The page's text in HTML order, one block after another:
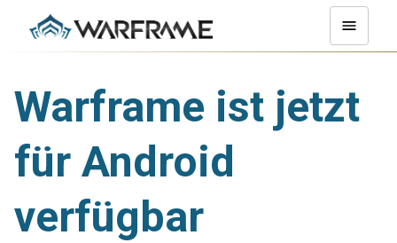
Warframe ist jetzt
für Android
verfügbar